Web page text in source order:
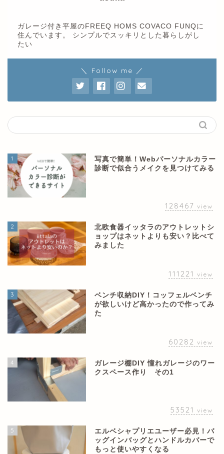
ガレージ付き平屋のFREEQ HOMS COVACO FUNQに
住んでいます。 シンプルでスッキリとした暮らしがし
たい
＼ Follow me ／
1
写真で簡単！Webパーソナルカラー
診断で似合うメイクを見つけてみる
128467 view
2
北欧食器イッタラのアウトレットシ
ョップはネットよりも安い？比べて
みました
111221 view
3
ベンチ収納DIY！コッフェルベンチ
が欲しいけど高かったので作ってみ
た
60282 view
4
ガレージ棚DIY 憧れガレージのワー
クスペース作り その1
53521 view
5
エルベシャプリエユーザー必見！バ
ッグインバッグとハンドルカバーで
もっと使いやすくなる